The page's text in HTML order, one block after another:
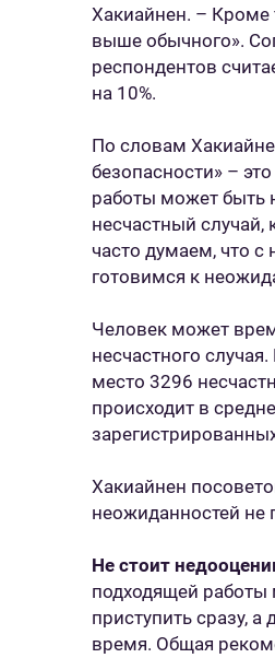
Хакиайнен. – Кроме
выше обычного».
респондентов
на 10%.
По словам
безопасности» –
работы может быть
несчастный
часто думаем, что с
готовимся к
Человек может
несчастного
место 3296
происходит в
Хакиайнен
неожиданностей не
Не стоит
подходящей работы
приступить сразу,
время. Общая